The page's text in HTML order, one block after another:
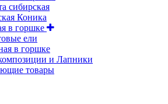
сибирская
Коника
в горшке
ели
в горшке
и Лапники
товары